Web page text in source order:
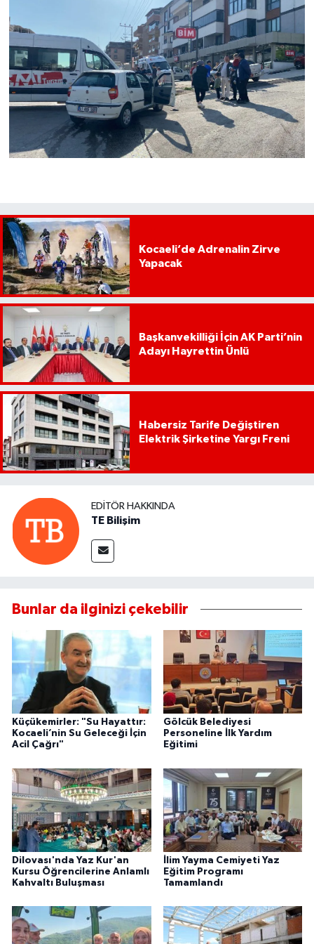
Kocaeli’de Adrenalin Zirve
Yapacak
Başkanvekilliği İçin AK Parti’nin
Adayı Hayrettin Ünlü
Habersiz Tarife Değiştiren
Elektrik Şirketine Yargı Freni
EDITÖR HAKKINDA
TE Bilişim
Bunlar da ilginizi çekebilir
Küçükemirler: "Su Hayattır:
Kocaeli’nin Su Geleceği İçin
Acil Çağrı"
Gölcük Belediyesi
Personeline İlk Yardım
Eğitimi
Dilovası'nda Yaz Kur'an
Kursu Öğrencilerine Anlamlı
Kahvaltı Buluşması
İlim Yayma Cemiyeti Yaz
Eğitim Programı
Tamamlandı